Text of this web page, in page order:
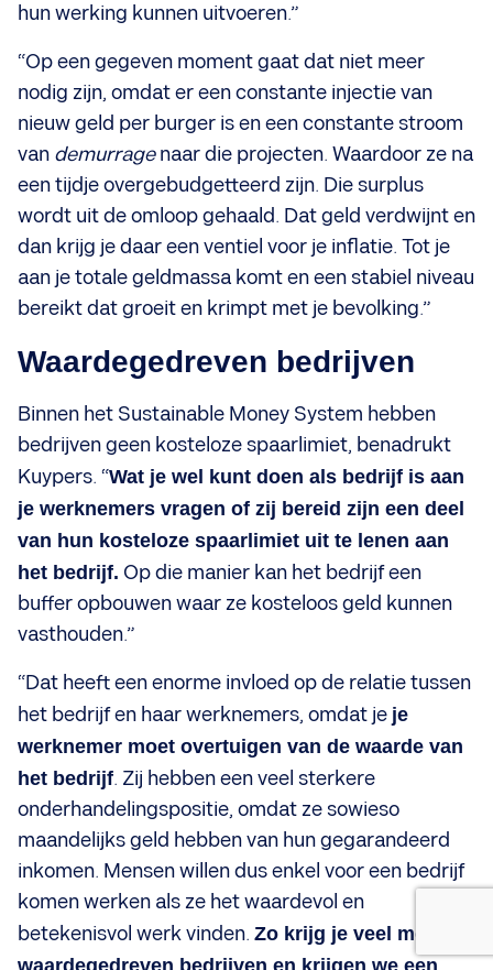
hun werking kunnen uitvoeren.”
“Op een gegeven moment gaat dat niet meer
nodig zijn, omdat er een constante injectie van
nieuw geld per burger is en een constante stroom
van demurragenaar die projecten. Waardoor ze na
een tijdje overgebudgetteerd zijn. Die surplus
wordt uit de omloop gehaald. Dat geld verdwijnt en
dan krijg je daar een ventiel voor je inflatie. Tot je
aan je totale geldmassa komt en een stabiel niveau
bereikt dat groeit en krimpt met je bevolking.”
Waardegedreven bedrijven
Binnen het Sustainable Money System hebben
bedrijven geen kosteloze spaarlimiet, benadrukt
Kuypers. “Wat je wel kunt doen als bedrijf is aan
je werknemers vragen of zij bereid zijn een deel
van hun kosteloze spaarlimiet uit te lenen aan
het bedrijf. Op die manier kan het bedrijf een
buffer opbouwen waar ze kosteloos geld kunnen
vasthouden.”
“Dat heeft een enorme invloed op de relatie tussen
het bedrijf en haar werknemers, omdat je je
werknemer moet overtuigen van de waarde van
het bedrijf. Zij hebben een veel sterkere
onderhandelingspositie, omdat ze sowieso
maandelijks geld hebben van hun gegarandeerd
inkomen. Mensen willen dus enkel voor een bedrijf
komen werken als ze het waardevol en
betekenisvol werk vinden. Zo krijg je veel meer
waardegedreven bedrijven en krijgen we een